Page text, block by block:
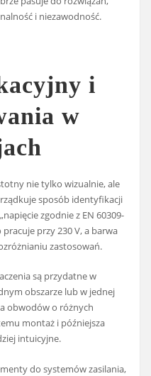
i niezawodność.
i
w
nie tylko wizualnie, ale
sposób identyfikacji
zgodnie z EN 60309-
pracuje przy 230 V, a barwa
zastosowań.
są przydatne w
obszarze lub w jednej
obwodów o różnych
montaż i późniejsza
intuicyjne.
do systemów zasilania,